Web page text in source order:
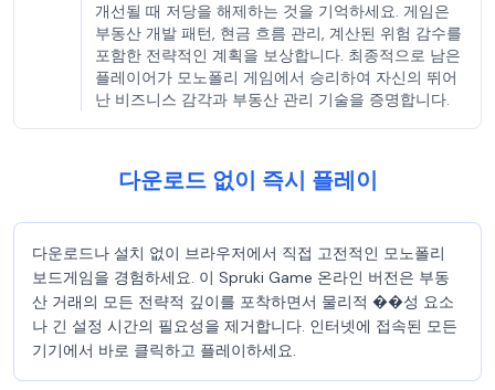
개선될 때 저당을 해제하는 것을 기억하세요. 게임은
부동산 개발 패턴, 현금 흐름 관리, 계산된 위험 감수를
포함한 전략적인 계획을 보상합니다. 최종적으로 남은
플레이어가 모노폴리 게임에서 승리하여 자신의 뛰어
난 비즈니스 감각과 부동산 관리 기술을 증명합니다.
다운로드 없이 즉시 플레이
다운로드나 설치 없이 브라우저에서 직접 고전적인 모노폴리
보드게임을 경험하세요. 이 Spruki Game 온라인 버전은 부동
산 거래의 모든 전략적 깊이를 포착하면서 물리적 ��성 요소
나 긴 설정 시간의 필요성을 제거합니다. 인터넷에 접속된 모든
기기에서 바로 클릭하고 플레이하세요.